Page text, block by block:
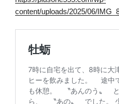
content/uploads/2025/06/